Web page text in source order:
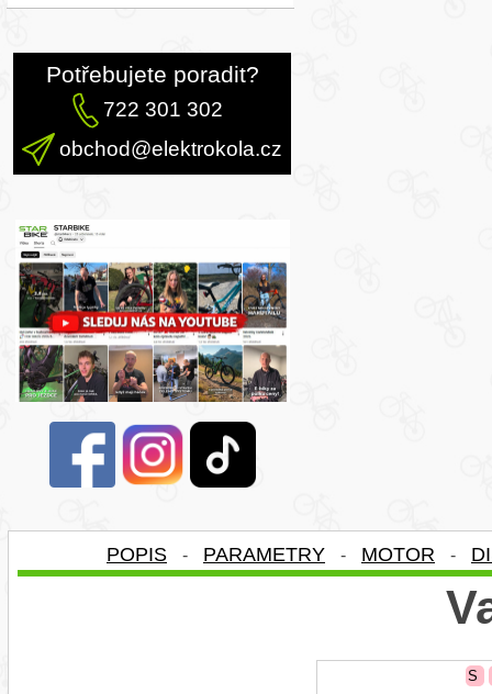
Potřebujete poradit?
722 301 302
obchod@elektrokola.cz
POPIS - PARAMETRY - MOTOR -
S